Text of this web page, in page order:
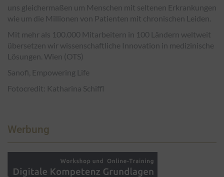
uns gleichermaßen um Menschen mit seltenen Erkrankungen
wie um die Millionen von Patienten mit chronischen Leiden.
Mit mehr als 100.000 Mitarbeitern in 100 Ländern weltweit
übersetzen wir wissenschaftliche Innovation in medizinische
Lösungen. Wien (OTS)
Sanofi, Empowering Life
Fotocredit: Katharina Schiffl
Werbung